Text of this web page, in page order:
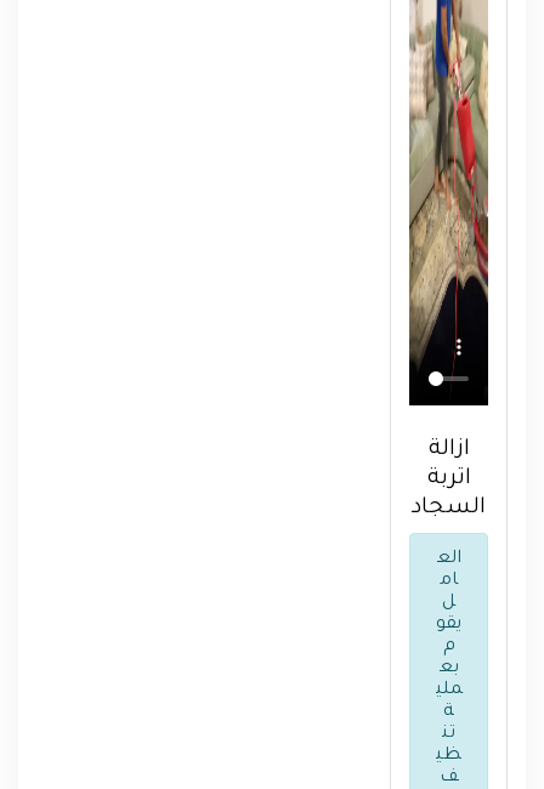
ازالة
اتربة
السجاد
الع
ام
ل
يقو
م
بع
ملي
ة
تن
ظي
ف